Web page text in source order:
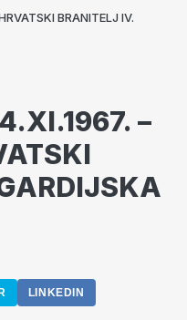
BRANITELJ IV.
–
LINKEDIN